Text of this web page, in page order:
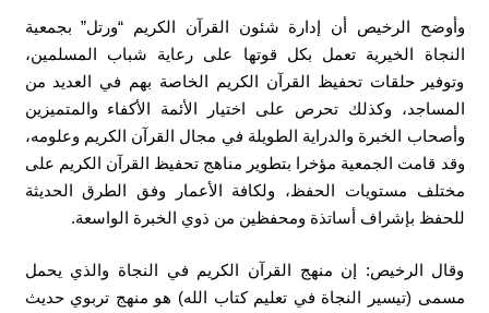
وأوضح الرخيص أن إدارة شئون القرآن الكريم “ورتل” بجمعية
النجاة الخيرية تعمل بكل قوتها على رعاية شباب المسلمين،
وتوفير حلقات تحفيظ القرآن الكريم الخاصة بهم في العديد من
المساجد، وكذلك تحرص على اختيار الأئمة الأكفاء والمتميزين
وأصحاب الخبرة والدراية الطويلة في مجال القرآن الكريم وعلومه،
وقد قامت الجمعية مؤخرا بتطوير مناهج تحفيظ القرآن الكريم على
مختلف مستويات الحفظ، ولكافة الأعمار وفق الطرق الحديثة
للحفظ بإشراف أساتذة ومحفظين من ذوي الخبرة الواسعة.
وقال الرخيص: إن منهج القرآن الكريم في النجاة والذي يحمل
مسمى (تيسير النجاة في تعليم كتاب الله) هو منهج تربوي حديث